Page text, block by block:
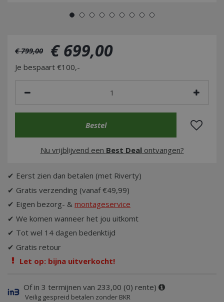
€ 799,00 € 699,00
Je bespaart €100,-
Nu vrijblijvend een Best Dealontvangen?
✔ Eerst zien dan betalen (met Riverty)
✔ Gratis verzending (vanaf €49,99)
✔ Eigen bezorg- & montageservice
✔ We komen wanneer het jou uitkomt
✔ Tot wel 14 dagen bedenktijd
✔ Gratis retour
Let op: bijna uitverkocht!
Of in 3 termijnen van 233,00 (0) rente)
Veilig gespreid betalen zonder BKR